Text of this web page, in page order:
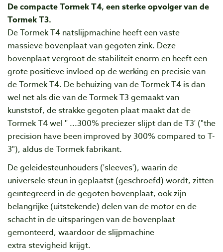
De compacte Tormek T4, een sterke opvolger van de
Tormek T3.
De Tormek T4 natslijpmachine heeft een vaste
massieve bovenplaat van gegoten zink. Deze
bovenplaat vergroot de stabiliteit enorm en heeft een
grote positieve invloed op de werking en precisie van
de Tormek T4. De behuizing van de Tormek T4 is dan
wel net als die van de Tormek T3 gemaakt van
kunststof, de strakke gegoten plaat maakt dat de
Tormek T4 wel '' ...300% preciezer slijpt dan de T3' ("the
precision have been improved by 300% compared to T-
3"), aldus de Tormek fabrikant.
De geleidesteunhouders ('sleeves'), waarin de
universele steun in geplaatst (geschroefd) wordt, zitten
geïntegreerd in de gegoten bovenplaat, ook zijn
belangrijke (uitstekende) delen van de motor en de
schacht in de uitsparingen van de bovenplaat
gemonteerd, waardoor de slijpmachine
extra stevigheid krijgt.